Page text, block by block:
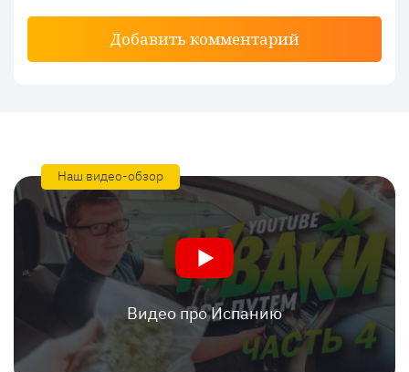
Добавить комментарий
Наш видео-обзор
Видео про Испанию